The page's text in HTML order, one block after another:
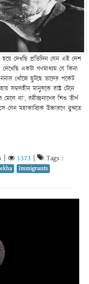
দেখছি প্রতিদিন যেন এই দেশ
একটা গণমাধ্যম যে কিনা
খোঁজে ছুটছে তাদের পকেট
সম্বলহীন মানুষকে রাষ্ট্র টেনে
না’, রবীন্দ্রনাথের শিশু তীর্থ
যেন মহাকাব্যিক উচ্চারণে বুঝতে
1373 Tags :
Immigrants